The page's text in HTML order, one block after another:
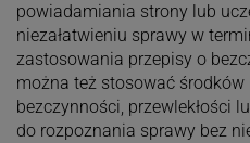
powiadamiania strony lub
niezałatwieniu sprawy w
zastosowania przepisy o
można też stosować
bezczynności, przewlekłości
do rozpoznania sprawy bez